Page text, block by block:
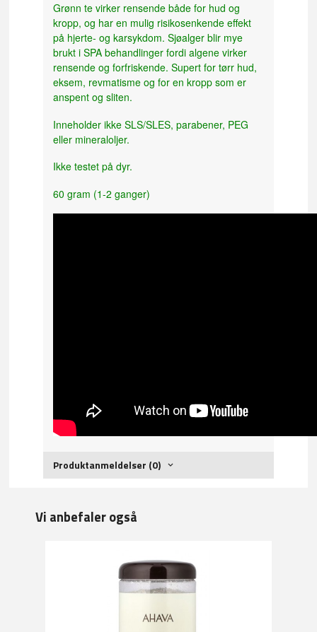
Grønn te virker rensende både for hud og
kropp, og har en mulig risikosenkende effekt
på hjerte- og karsykdom. Sjøalger blir mye
brukt i SPA behandlinger fordi algene virker
rensende og forfriskende. Supert for tørr hud,
eksem, revmatisme og for en kropp som er
anspent og sliten.
Inneholder ikke SLS/SLES, parabener, PEG
eller mineraloljer.
Ikke testet på dyr.
60 gram (1-2 ganger)
Produktanmeldelser (0)
Vi anbefaler også